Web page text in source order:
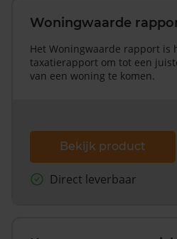
Woningwaarde
Het Woningwaarde rapport is
taxatierapport om tot een
van een woning te komen.
Bekijk product
Direct leverbaar